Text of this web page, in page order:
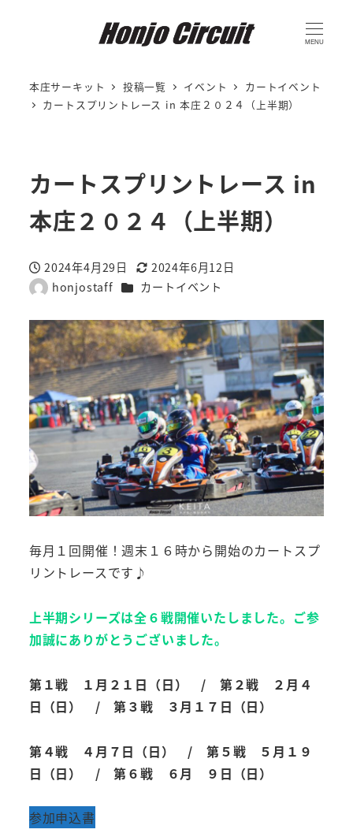
MENU
本庄サーキット 投稿一覧 イベント
カートイベント
カートスプリントレース in 本庄２０２４（上半期）
カートスプリントレース in
本庄２０２４（上半期）
投稿日
2024年4月29日
更新日
2024年6月12日
著
honjostaff カテゴリー
カートイベント
毎月１回開催！週末１６時から開始のカートスプ
リントレースです♪
上半期シリーズは全６戦開催いたしました。ご参
加誠にありがとうございました。
第１戦 １月２１日（日） / 第２戦 ２月４
日（日） / 第３戦 ３月１７日（日）
第４戦 ４月７日（日） / 第５戦 ５月１９
日（日） / 第６戦 ６月 ９日（日）
参加申込書